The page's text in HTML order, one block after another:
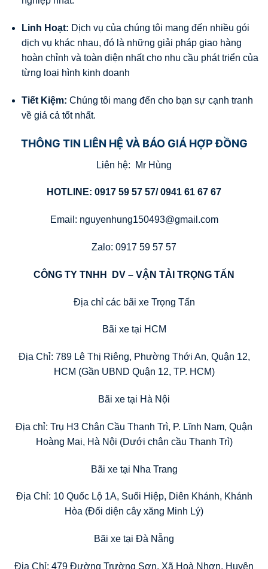
Linh Hoạt: Dịch vụ của chúng tôi mang đến nhiều gói
dịch vụ khác nhau, đó là những giải pháp giao hàng
hoàn chỉnh và toàn diện nhất cho nhu cầu phát triển của
từng loại hình kinh doanh
Tiết Kiệm: Chúng tôi mang đến cho bạn sự cạnh tranh
về giá cả tốt nhất.
THÔNG TIN LIÊN HỆ VÀ BÁO GIÁ HỢP ĐỒNG
Liên hệ: Mr Hùng
HOTLINE: 0917 59 57 57/ 0941 61 67 67
Email: nguyenhung150493@gmail.com
Zalo: 0917 59 57 57
CÔNG TY TNHH DV – VẬN TẢI TRỌNG TẤN
Địa chỉ các bãi xe Trọng Tấn
Bãi xe tại HCM
Địa Chỉ: 789 Lê Thị Riêng, Phường Thới An, Quận 12,
HCM (Gần UBND Quận 12, TP. HCM)
Bãi xe tại Hà Nội
Địa chỉ: Trụ H3 Chân Cầu Thanh Trì, P. Lĩnh Nam, Quận
Hoàng Mai, Hà Nội (Dưới chân cầu Thanh Trì)
Bãi xe tại Nha Trang
Địa Chỉ: 10 Quốc Lộ 1A, Suối Hiệp, Diên Khánh, Khánh
Hòa (Đối diện cây xăng Minh Lý)
Bãi xe tại Đà Nẵng
Địa Chỉ: 479 Đường Trường Sơn, Xã Hoà Nhơn, Huyện